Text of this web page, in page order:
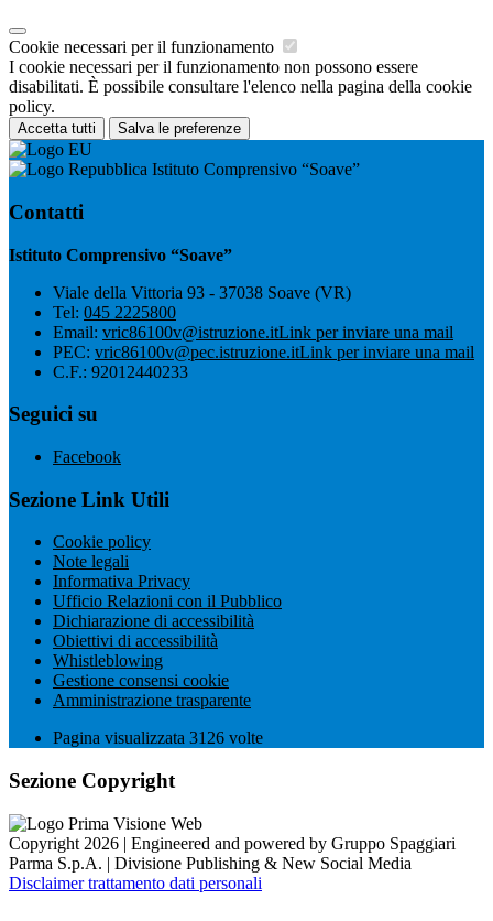
Cookie necessari per il funzionamento
I cookie necessari per il funzionamento non possono essere
disabilitati. È possibile consultare l'elenco nella pagina della cookie
policy.
Accetta tutti Salva le preferenze
Istituto Comprensivo “Soave”
Contatti
Istituto Comprensivo “Soave”
Viale della Vittoria 93 - 37038 Soave (VR)
Tel: 045 2225800
Email: vric86100v@istruzione.itLink per inviare una mail
PEC: vric86100v@pec.istruzione.itLink per inviare una mail
C.F.: 92012440233
Seguici su
Facebook
Sezione Link Utili
Cookie policy
Note legali
Informativa Privacy
Ufficio Relazioni con il Pubblico
Dichiarazione di accessibilità
Obiettivi di accessibilità
Whistleblowing
Gestione consensi cookie
Amministrazione trasparente
Pagina visualizzata 3126 volte
Sezione Copyright
Copyright 2026 | Engineered and powered by Gruppo Spaggiari
Parma S.p.A. | Divisione Publishing & New Social Media
Disclaimer trattamento dati personali